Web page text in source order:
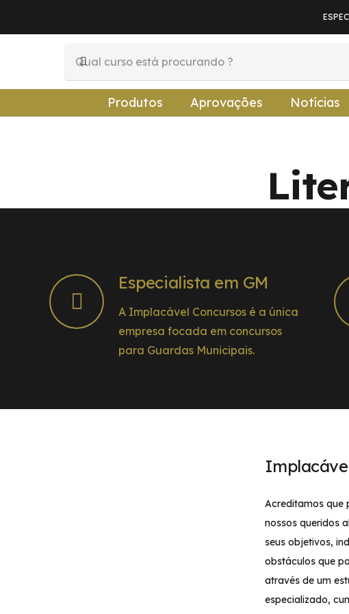
Produtos Aprovações Notícias
Especialista em GM
A Implacável Concursos é a única
empresa focada em concursos
para Guardas Municipais.
Acreditamos que
nossos queridos
seus objetivos,
obstáculos que
através de um
especializado,